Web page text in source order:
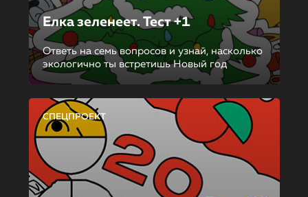
Елка зеленеет. Тест +1
Ответь на семь вопросов и узнай, насколько
экологично ты встретишь Новый год
СПЕЦПРОЕКТ